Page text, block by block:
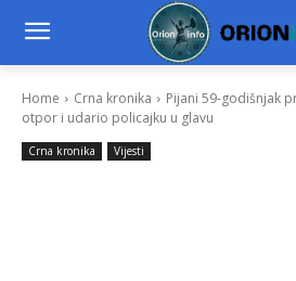
Home Crna kronika
Pijani 59-godišnjak
otpor i udario policajku u glavu
Crna kronika Vijesti